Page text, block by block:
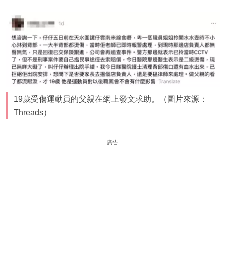
19歲受傷運動員的父親在網上發文求助。（圖片來源：
Threads）
廣告